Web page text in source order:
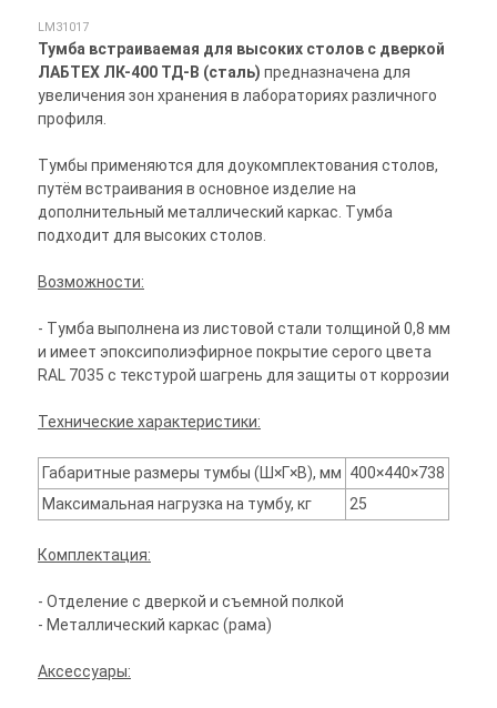
LM31017
Тумба встраиваемая для высоких столов с дверкой
ЛАБТЕХ ЛК-400 ТД-В (сталь) предназначена для
увеличения зон хранения в лабораториях различного
профиля.
Тумбы применяются для доукомплектования столов,
путём встраивания в основное изделие на
дополнительный металлический каркас. Тумба
подходит для высоких столов.
Возможности:
- Тумба выполнена из листовой стали толщиной 0,8 мм
и имеет эпоксиполиэфирное покрытие серого цвета
RAL 7035 с текстурой шагрень для защиты от коррозии
Технические характеристики:
Габаритные размеры тумбы (Ш×Г×В), мм 400×440×738
Максимальная нагрузка на тумбу, кг
25
Комплектация:
- Отделение с дверкой и съемной полкой
- Металлический каркас (рама)
Аксессуары: